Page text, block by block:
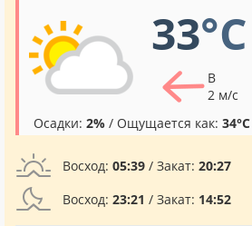
33°C
В
2 м/с
Осадки: 2% / Ощущается как: 34°C
Восход: 05:39 / Закат: 20:27
Восход: 23:21 / Закат: 14:52